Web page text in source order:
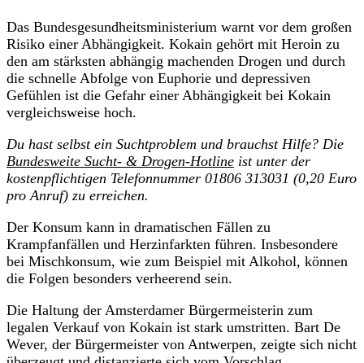
Das Bundesgesundheitsministerium warnt vor dem großen
Risiko einer Abhängigkeit. Kokain gehört mit Heroin zu
den am stärksten abhängig machenden Drogen und durch
die schnelle Abfolge von Euphorie und depressiven
Gefühlen ist die Gefahr einer Abhängigkeit bei Kokain
vergleichsweise hoch.
Du hast selbst ein Suchtproblem und brauchst Hilfe? Die
Bundesweite Sucht- & Drogen-Hotline ist unter der
kostenpflichtigen Telefonnummer 01806 313031 (0,20 Euro
pro Anruf) zu erreichen.
Der Konsum kann in dramatischen Fällen zu
Krampfanfällen und Herzinfarkten führen. Insbesondere
bei Mischkonsum, wie zum Beispiel mit Alkohol, können
die Folgen besonders verheerend sein.
Die Haltung der Amsterdamer Bürgermeisterin zum
legalen Verkauf von Kokain ist stark umstritten. Bart De
Wever, der Bürgermeister von Antwerpen, zeigte sich nicht